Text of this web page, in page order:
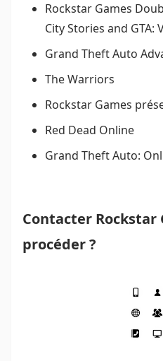
Rockstar Games
City Stories and GTA:
Grand Theft Auto
The Warriors
Rockstar Games
Red Dead Online
Grand Theft Auto:
Contacter Rockstar
procéder ?